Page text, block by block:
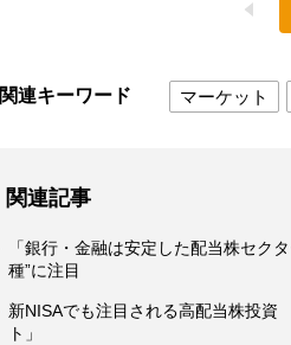
関連キーワード マーケット
関連記事
「銀行・金融は安定した配当株セク
種”に注目
新NISAでも注目される高配当株投
ト」